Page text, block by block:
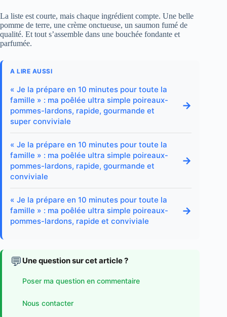
La liste est courte, mais chaque ingrédient compte. Une belle
pomme de terre, une crème onctueuse, un saumon fumé de
qualité. Et tout s’assemble dans une bouchée fondante et
parfumée.
A LIRE AUSSI
« Je la prépare en 10 minutes pour toute la
famille » : ma poêlée ultra simple poireaux-
pommes-lardons, rapide, gourmande et
super conviviale
→
« Je la prépare en 10 minutes pour toute la
famille » : ma poêlée ultra simple poireaux-
pommes-lardons, rapide, gourmande et
conviviale
→
« Je la prépare en 10 minutes pour toute la
famille » : ma poêlée ultra simple poireaux-
pommes-lardons, rapide et conviviale
→
💬 Une question sur cet article ?
Poser ma question en commentaire
Nous contacter